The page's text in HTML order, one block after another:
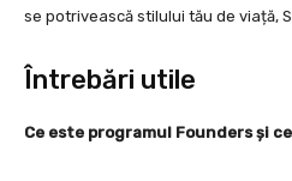
se potrivească stilului tău de viață,
Întrebări utile
Ce este programul Founders și